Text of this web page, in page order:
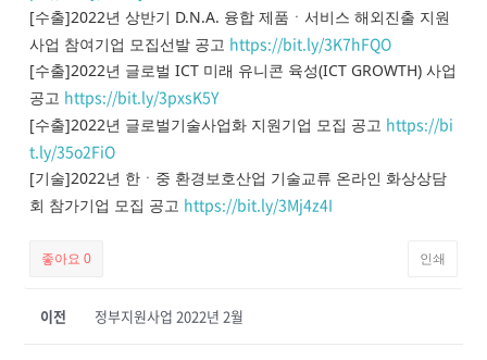
[수출]2022년 상반기 D.N.A. 융합 제품ㆍ서비스 해외진출 지원
사업 참여기업 모집선발 공고 https://bit.ly/3K7hFQO
[수출]2022년 글로벌 ICT 미래 유니콘 육성(ICT GROWTH) 사업
공고 https://bit.ly/3pxsK5Y
[수출]2022년 글로벌기술사업화 지원기업 모집 공고 https://bi
t.ly/35o2FiO
[기술]2022년 한ㆍ중 환경보호산업 기술교류 온라인 화상상담
회 참가기업 모집 공고 https://bit.ly/3Mj4z4I
좋아요0 인쇄
이전 정부지원사업 2022년 2월